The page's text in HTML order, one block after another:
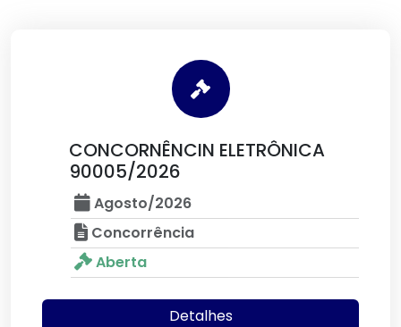
CONCORNÊNCIN ELETRÔNICA
90005/2026
Agosto/2026
Concorrência
Aberta
Detalhes